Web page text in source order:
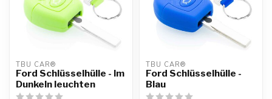
TBU CAR®
Ford Schlüsselhülle - Im
Dunkeln leuchten
TBU CAR®
Ford Schlüsselhülle -
Blau